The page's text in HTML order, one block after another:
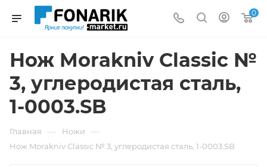
0
Нож Morakniv Classic №
3, углеродистая сталь,
1-0003.SB
Главная — Ножи —
Нож Morakniv Classic № 3, углеродистая сталь, 1-0003.SB